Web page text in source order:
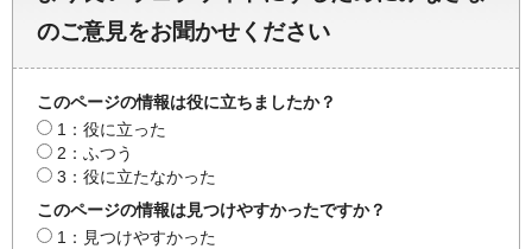
のご意見をお聞かせください
このページの情報は役に立ちましたか？
1：役に立った
2：ふつう
3：役に立たなかった
このページの情報は見つけやすかったですか？
1：見つけやすかった